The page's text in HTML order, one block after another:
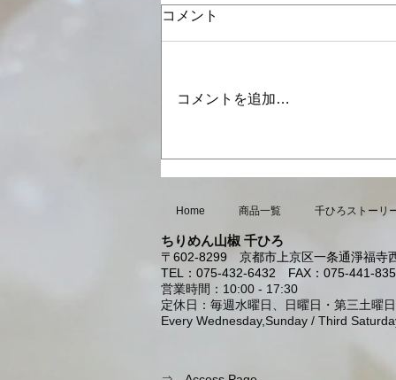
コメント
コメントを追加…
Home 商品一覧 千ひろストーリ
ちりめん山椒 千ひろ
〒602-8299 京都市上京区一条通淨福寺
TEL：075-432-6432 FAX：075-441-
営業時間：10:00 - 17:30
定休日：毎週水曜日、日曜日・第三土曜日
Every Wednesday,Sunday / Third